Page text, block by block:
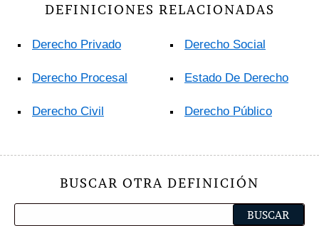
DEFINICIONES RELACIONADAS
Derecho Privado
Derecho Procesal
Derecho Civil
Derecho Social
Estado De Derecho
Derecho Público
BUSCAR OTRA DEFINICIÓN